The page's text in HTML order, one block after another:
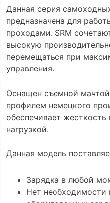
Данная серия
предназначена для
проходами. SRM
высокую
перемещаться при
управления.
Оснащен съемной
профилем немецкого
обеспечивает жесткость
нагрузкой.
Данная модель
Зарядка в любой
Нет необходимости